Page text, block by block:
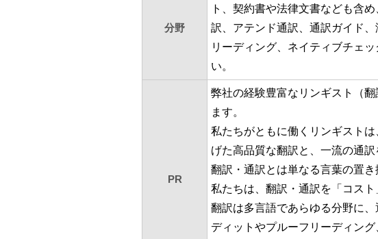
分野
ト、契約書や法律文書なども含
訳、アテンド通訳、通訳ガイド
リーディング、ネイティブチェ
い。
PR
弊社の経験豊富なリンギスト（
ます。
私たちがともに働くリンギスト
げた高品質な翻訳と、一流の通
翻訳・通訳とは単なる言葉の置
私たちは、翻訳・通訳を「コス
翻訳は多言語であらゆる分野に
ディットやプルーフリーディン